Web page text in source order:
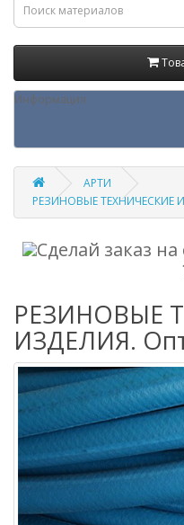
Информация
АРТИ
РЕЗИНОВЫЕ ТЕХНИЧЕСКИЕ
Сделай заказ
РЕЗИНОВЫЕ
ИЗДЕЛИЯ.